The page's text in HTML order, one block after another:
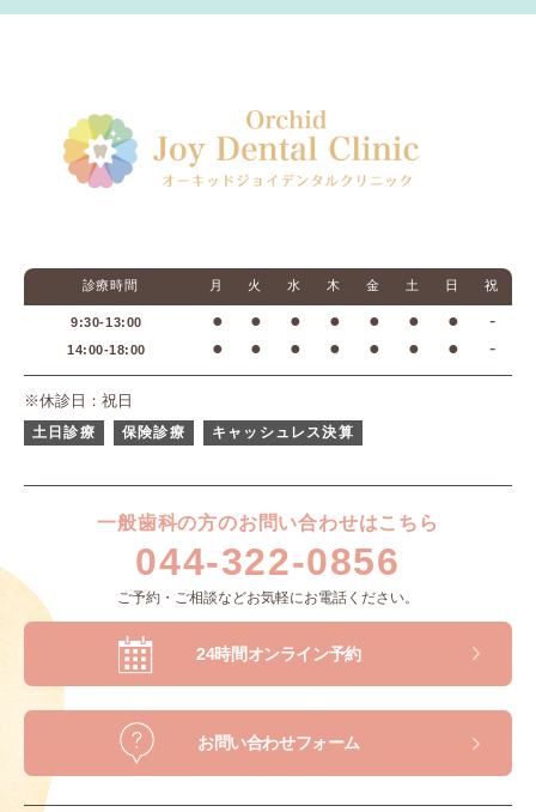
診療時間 月 火 水 木 金 土 日 祝
9:30-13:00 ● ● ● ● ● ● ● -
14:00-18:00 ● ● ● ● ● ● ● -
※休診日：祝日
土日診療 保険診療 キャッシュレス決算
一般歯科の方のお問い合わせはこちら
044-322-0856
ご予約・ご相談などお気軽にお電話ください。
24時間オンライン予約
お問い合わせフォーム